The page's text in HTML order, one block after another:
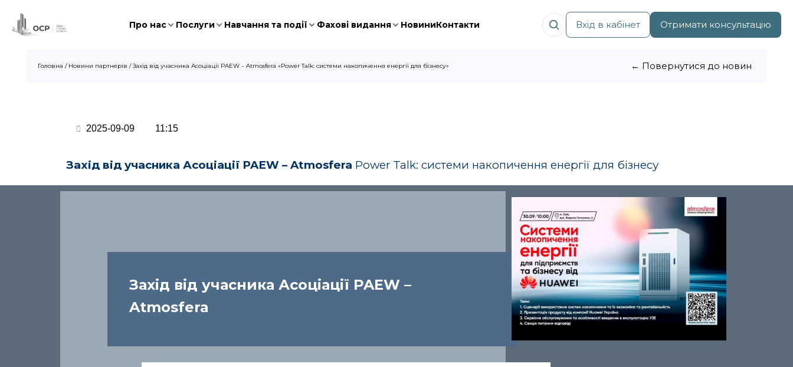
Про нас Послуги Навчання та події Фахові видання НовиниКонтакти Вхід в кабінет Отримати консультацію
Головна / Новини партнерів /Захід від учасника Асоціації PAEW – Atmosfera «Power Talk: cистеми накопичення енергії для бізнесу» ← Повернутися до новин
2025-09-09 11:15
Захід від учасника Асоціації PAEW – Atmosfera Power Talk: cистеми накопичення енергії для бізнесу
Захід від учасника Асоціації PAEW –
Atmosfera